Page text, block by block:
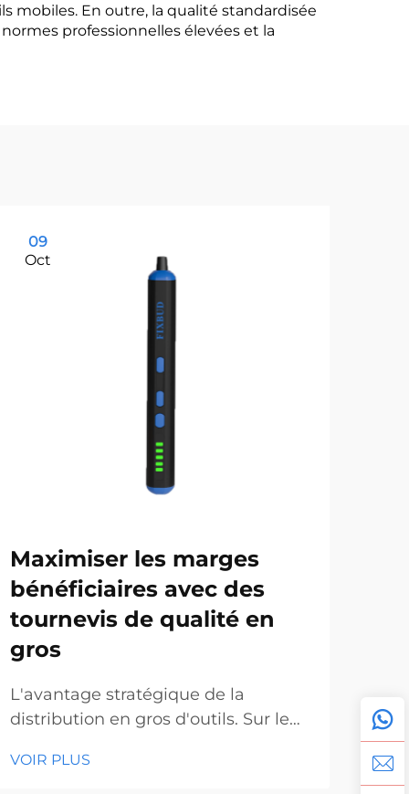
mobiles. En outre, la qualité standardisée
professionnelles élevées et la
09
Oct
Maximiser les marges
bénéficiaires avec des
tournevis de qualité en
gros
L'avantage stratégique de la
distribution en gros d'outils. Sur le
l'outillage et de la construction,
VOIR PLUS